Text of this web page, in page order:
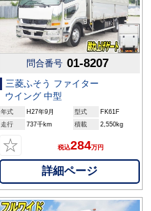
問合番号 01-8207
三菱ふそう ファイター
ウイング 中型
年式 H27年9月 型式
FK61F
走行
737千km 積載 2,550kg
☆ 税込284万円
詳細ページ